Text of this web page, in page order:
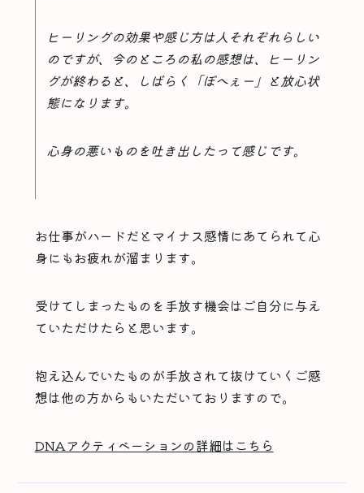
ヒーリングの効果や感じ方は人それぞれらしい
のですが、今のところの私の感想は、ヒーリン
グが終わると、しばらく「ぼへぇー」と放心状
態になります。
心身の悪いものを吐き出したって感じです。
お仕事がハードだとマイナス感情にあてられて心
身にもお疲れが溜まります。
受けてしまったものを手放す機会はご自分に与え
ていただけたらと思います。
抱え込んでいたものが手放されて抜けていくご感
想は他の方からもいただいておりますので。
DNAアクティベーションの詳細はこちら